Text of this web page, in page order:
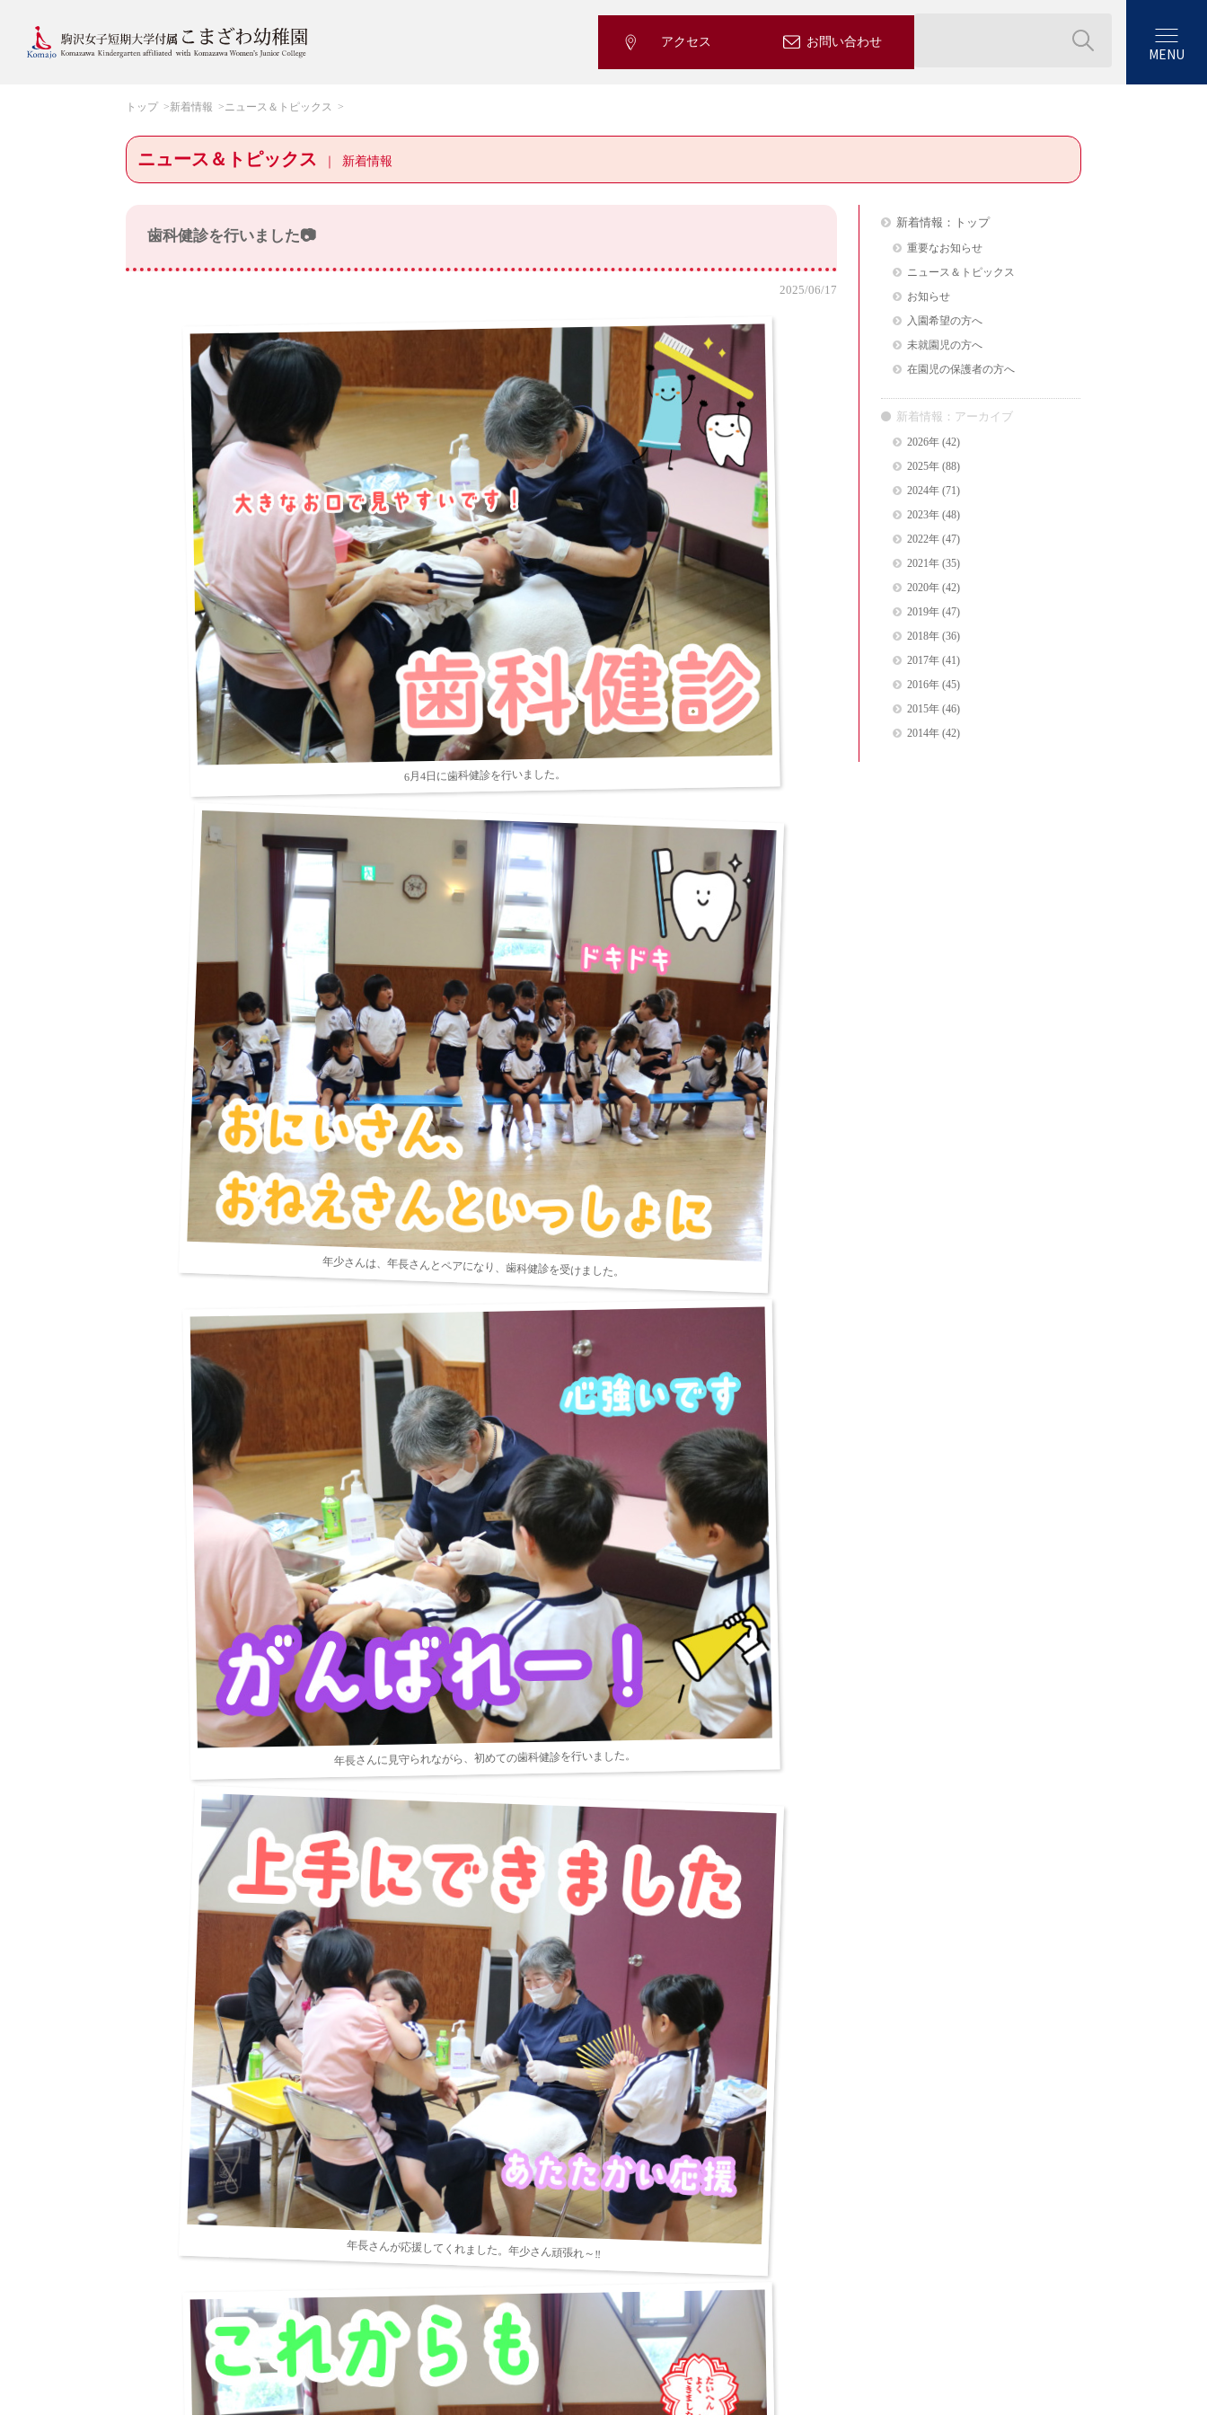
アクセス お問い合わせ
MENU
トップ 新着情報 ニュース＆トピックス
ニュース＆トピックス 新着情報
歯科健診を行いました📷
2025/06/17
6月4日に歯科健診を行いました。
年少さんは、年長さんとペアになり、歯科健診を受けました。
年長さんに見守られながら、初めての歯科健診を行いました。
年長さんが応援してくれました。年少さん頑張れ～‼
新着情報：トップ
重要なお知らせ
ニュース＆トピックス
お知らせ
入園希望の方へ
未就園児の方へ
在園児の保護者の方へ
新着情報：アーカイブ
2026年(42)
2025年(88)
2024年(71)
2023年(48)
2022年(47)
2021年(35)
2020年(42)
2019年(47)
2018年(36)
2017年(41)
2016年(45)
2015年(46)
2014年(42)